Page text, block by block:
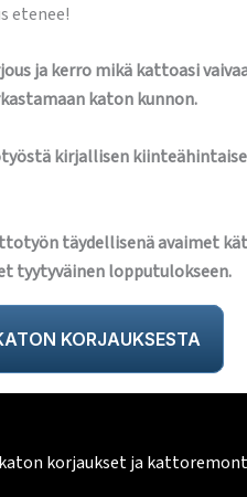
etenee!
ja kerro mikä kattoasi
katon kunnon.
kirjallisen
täydellisenä avaimet
tyytyväinen lopputulokseen.
KORJAUKSESTA
korjaukset ja